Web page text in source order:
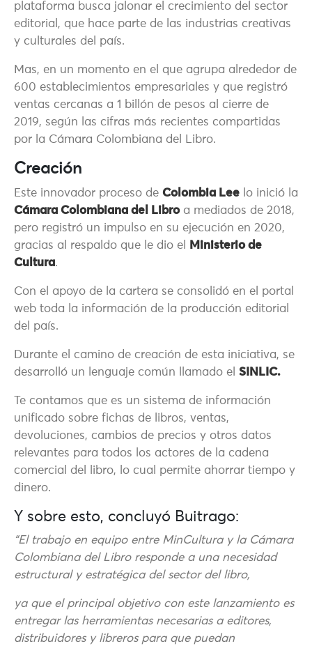
plataforma busca jalonar el crecimiento del sector
editorial, que hace parte de las industrias creativas
y culturales del país.
Mas, en un momento en el que agrupa alrededor de
600 establecimientos empresariales y que registró
ventas cercanas a 1 billón de pesos al cierre de
2019, según las cifras más recientes compartidas
por la Cámara Colombiana del Libro.
Creación
Este innovador proceso de Colombia Lee lo inició la
Cámara Colombiana del Libroa mediados de 2018,
pero registró un impulso en su ejecución en 2020,
gracias al respaldo que le dio el
Ministerio de
Cultura.
Con el apoyo de la cartera se consolidó en el portal
web toda la información de la producción editorial
del país.
Durante el camino de creación de esta iniciativa, se
desarrolló un lenguaje común llamado el SINLIC.
Te contamos que es un sistema de información
unificado sobre fichas de libros, ventas,
devoluciones, cambios de precios y otros datos
relevantes para todos los actores de la cadena
comercial del libro, lo cual permite ahorrar tiempo y
dinero.
Y sobre esto, concluyó Buitrago:
“El trabajo en equipo entre MinCultura y la Cámara
Colombiana del Libro responde a una necesidad
estructural y estratégica del sector del libro,
ya que el principal objetivo con este lanzamiento es
entregar las herramientas necesarias a editores,
distribuidores y libreros para que puedan